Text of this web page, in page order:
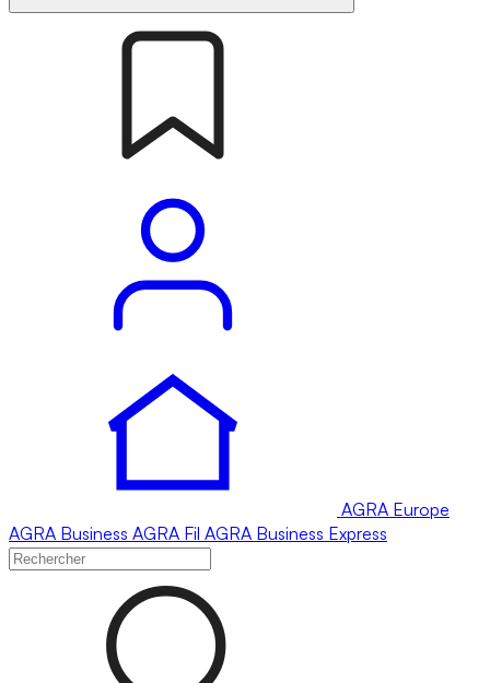
AGRA Europe
AGRA Business AGRA Fil AGRA Business Express